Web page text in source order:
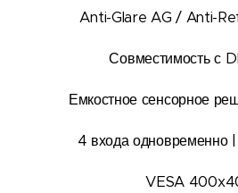
Anti-Glare AG / Anti-
Совместимость с
Емкостное сенсорное
4 входа одновременно
VESA